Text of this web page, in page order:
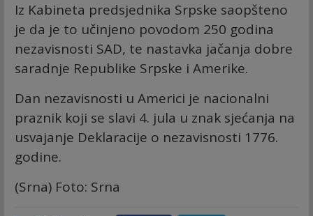
Iz Kabineta predsjednika Srpske saopšteno
je da je to učinjeno povodom 250 godina
nezavisnosti SAD, te nastavka jačanja dobre
saradnje Republike Srpske i Amerike.
Dan nezavisnosti u Americi je nacionalni
praznik koji se slavi 4. jula u znak sjećanja na
usvajanje Deklaracije o nezavisnosti 1776.
godine.
(Srna) Foto: Srna